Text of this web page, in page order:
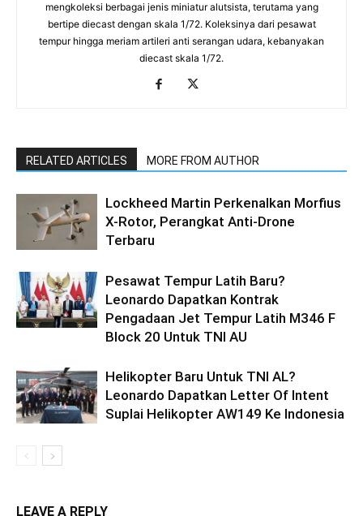
mengkoleksi berbagai jenis miniatur alutsista, terutama yang
bertipe diecast dengan skala 1/72. Koleksinya dari pesawat
tempur hingga meriam artileri anti serangan udara, kebanyakan
diecast skala 1/72.
RELATED ARTICLES MORE FROM AUTHOR
Lockheed Martin Perkenalkan Morfius
X-Rotor, Perangkat Anti-Drone
Terbaru
Pesawat Tempur Latih Baru?
Leonardo Dapatkan Kontrak
Pengadaan Jet Tempur Latih M346 F
Block 20 Untuk TNI AU
Helikopter Baru Untuk TNI AL?
Leonardo Dapatkan Letter Of Intent
Suplai Helikopter AW149 Ke Indonesia
LEAVE A REPLY